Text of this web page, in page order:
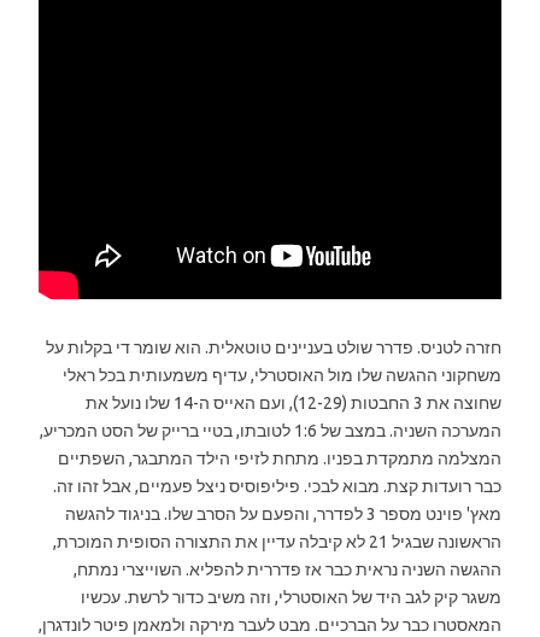
חזרה לטניס. פדרר שולט בעניינים טוטאלית. הוא שומר די בקלות על
משחקוני ההגשה שלו מול האוסטרלי, עדיף משמעותית בכל ראלי
שחוצה את 3 החבטות (12-29), ועם האייס ה-14 שלו נועל את
המערכה השניה. במצב של 1:6 לטובתו, בטיי ברייק של הסט המכריע,
המצלמה מתמקדת בפניו. מתחת לזיפי הילד המתבגר, השפתיים
כבר רועדות קצת. מבוא לבכי. פיליפוסיס ניצל פעמיים, אבל זהו זה.
מאץ' פוינט מספר 3 לפדרר, והפעם על הסרב שלו. בניגוד להגשה
הראשונה שבגיל 21 לא קיבלה עדיין את התצורה הסופית המוכרת,
ההגשה השניה נראית כבר אז פדררית להפליא. השוייצרי נמתח,
משגר קיק לגב היד של האוסטרלי, וזה משיב כדור לרשת. עכשיו
המאסטרו כבר על הברכיים. מבט לעבר מירקה ולמאמן פיטר לונדגרן,